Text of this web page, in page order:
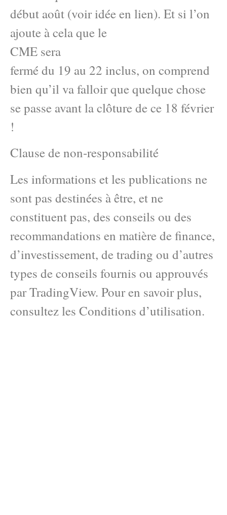
début août (voir idée en lien). Et si l’on
ajoute à cela que le
CME sera
fermé du 19 au 22 inclus, on comprend
bien qu’il va falloir que quelque chose
se passe avant la clôture de ce 18 février
!
Clause de non-responsabilité
Les informations et les publications ne
sont pas destinées à être, et ne
constituent pas, des conseils ou des
recommandations en matière de finance,
d’investissement, de trading ou d’autres
types de conseils fournis ou approuvés
par TradingView. Pour en savoir plus,
consultez les Conditions d’utilisation.